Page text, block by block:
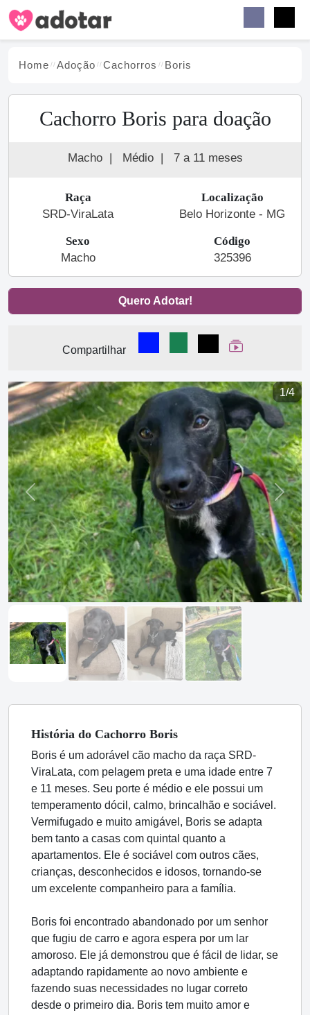
Home Adoção Cachorros Boris
Cachorro Boris para doação
Macho | Médio | 7 a 11 meses
Raça
SRD-ViraLata
Localização
Belo Horizonte - MG
Sexo
Macho
Código
325396
Quero Adotar!
Compartilhar
Compartilhar no Facebook
Compartilhar no
Compartilhar
Ver Web Story
1/4
Previous Next
História do Cachorro Boris
Boris é um adorável cão macho da raça SRD-
ViraLata, com pelagem preta e uma idade entre 7
e 11 meses. Seu porte é médio e ele possui um
temperamento dócil, calmo, brincalhão e sociável.
Vermifugado e muito amigável, Boris se adapta
bem tanto a casas com quintal quanto a
apartamentos. Ele é sociável com outros cães,
crianças, desconhecidos e idosos, tornando-se
um excelente companheiro para a família.
Boris foi encontrado abandonado por um senhor
que fugiu de carro e agora espera por um lar
amoroso. Ele já demonstrou que é fácil de lidar, se
adaptando rapidamente ao novo ambiente e
fazendo suas necessidades no lugar correto
desde o primeiro dia. Boris tem muito amor e